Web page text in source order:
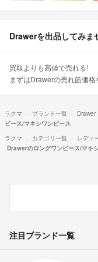
Drawerを出品してみま
買取よりも高値で売れる!
まずはDrawerの売れ筋価格
ラクマ ブランド一覧 Drawer
ピース/マキシワンピース
ラクマ
カテゴリ一覧 レディ
Drawerのロングワンピース/マキ
注目ブランド一覧